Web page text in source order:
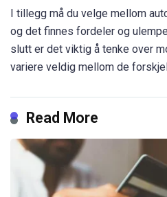
I tillegg må du velge mellom
og det finnes fordeler og
slutt er det viktig å tenke over
variere veldig mellom de
Read More